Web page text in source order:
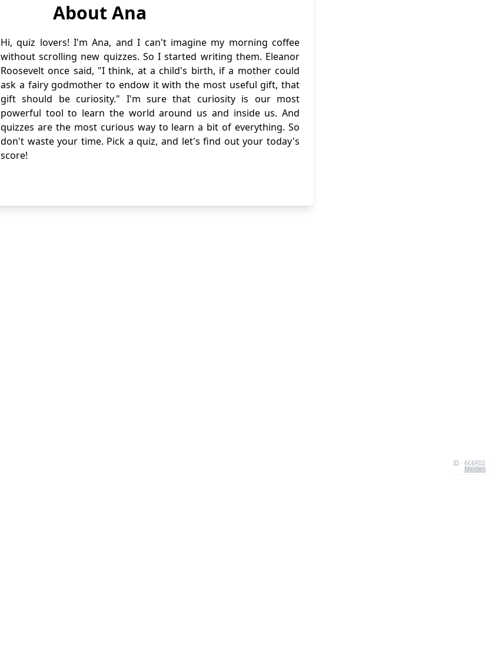
About Ana
Hi, quiz lovers! I'm Ana, and I can't imagine my morning coffee
without scrolling new quizzes. So I started writing them. Eleanor
Roosevelt once said, "I think, at a child's birth, if a mother could
ask a fairy godmother to endow it with the most useful gift, that
gift should be curiosity." I'm sure that curiosity is our most
powerful tool to learn the world around us and inside us. And
quizzes are the most curious way to learn a bit of everything. So
don't waste your time. Pick a quiz, and let's find out your today's
score!
ID · 6C6FD2
Melden